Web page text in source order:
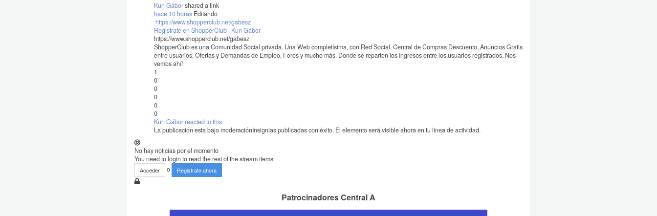
Kun Gáborshared a link
hace 10 horas Editando
https://www.shopperclub.net/gabesz
Registrate en ShopperClub | Kun Gábor
https://www.shopperclub.net/gabesz
ShopperClub es una Comunidad Social privada. Una Web completísima, con Red Social, Central de Compras Descuento, Anuncios Gratis
entre usuarios, Ofertas y Demandas de Empleo, Foros y mucho más. Donde se reparten los Ingresos entre los usuarios registrados. Nos
vemos ahí!
1
0
0
0
0
0
Kun Gábor reacted to this
La publicación esta bajo moderaciónInsignias publicadas con éxito. El elemento será visible ahora en tu linea de actividad.
No hay noticias por el momento
You need to login to read the rest of the stream items.
Acceder o Registrate ahora
Patrocinadores Central A